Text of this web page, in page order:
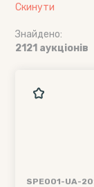
Скинути
Знайдено:
2121 аукціонів
SPE001-UA-